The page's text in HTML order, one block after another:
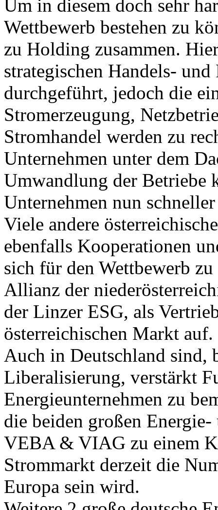
Um in diesem doch sehr
Wettbewerb bestehen zu
zu Holding zusammen.
strategischen Handels-
durchgeführt, jedoch die
Stromerzeugung,
Stromhandel werden zu
Unternehmen unter dem
Umwandlung der Betriebe
Unternehmen nun
Viele andere
ebenfalls Kooperationen
sich für den Wettbewerb
Allianz der
der Linzer ESG, als
österreichischen Markt auf.
Auch in Deutschland sind,
Liberalisierung, verstärkt
Energieunternehmen zu
die beiden großen
VEBA & VIAG zu einem
Strommarkt derzeit die
Europa sein wird.